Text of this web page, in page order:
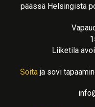
päässä Helsingistä
Liiketila
Soita ja sovi